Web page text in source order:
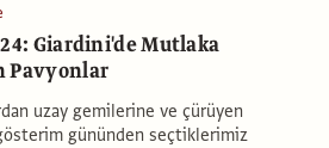
Giardini'de Mutlaka
Pavyonlar
uzay gemilerine ve çürüyen
gününden seçtiklerimiz